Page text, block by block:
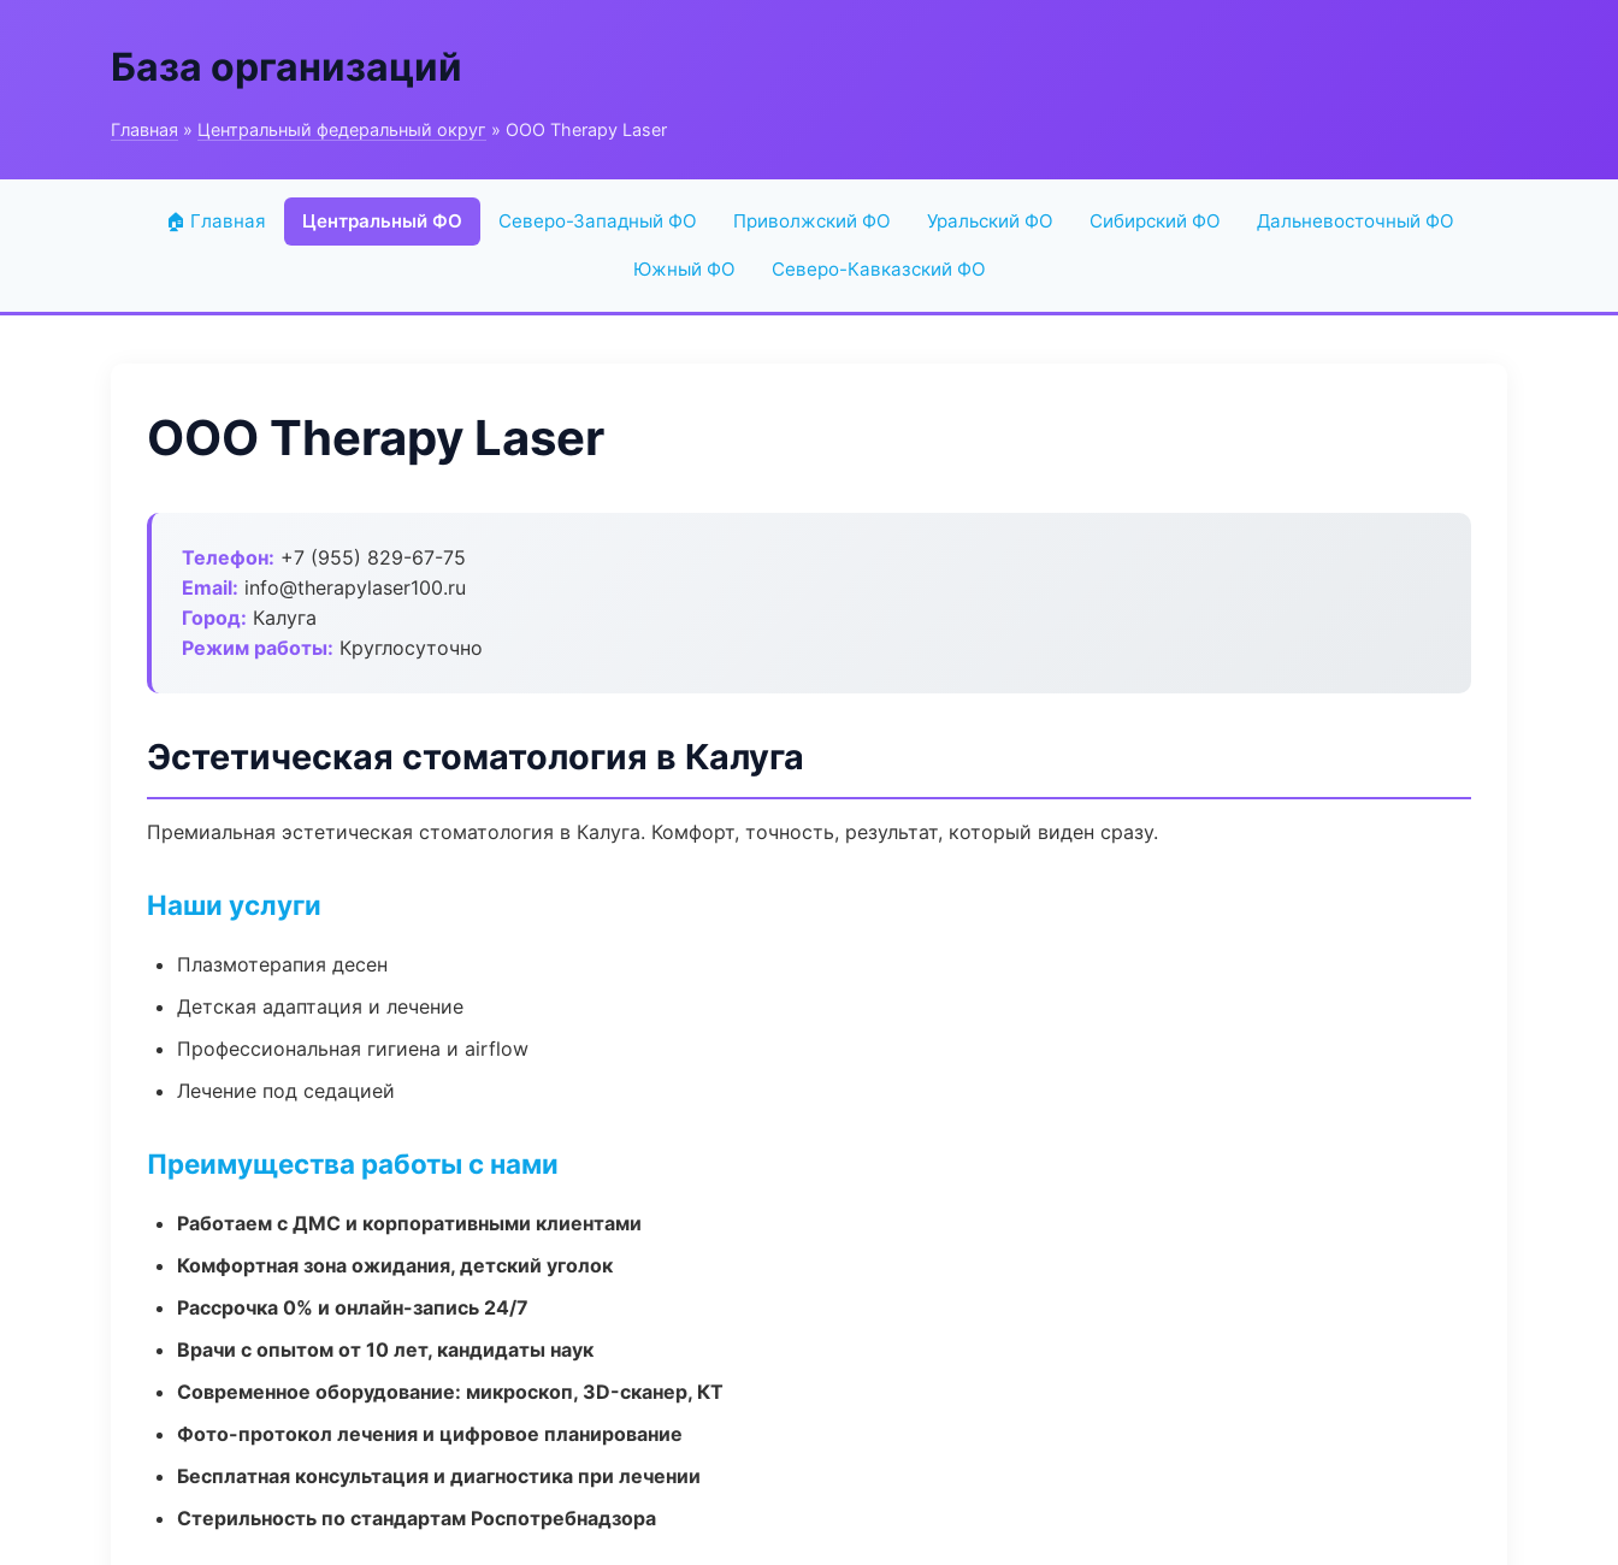
База организаций
Главная » Центральный федеральный округ » ООО Therapy Laser
🏠 Главная Центральный ФО Северо-Западный ФО Приволжский ФО Уральский ФО Сибирский ФО Дальневосточный ФО
Южный ФО Северо-Кавказский ФО
ООО Therapy Laser
Телефон: +7 (955) 829-67-75
Email: info@therapylaser100.ru
Город: Калуга
Режим работы: Круглосуточно
Эстетическая стоматология в Калуга
Премиальная эстетическая стоматология в Калуга. Комфорт, точность, результат, который виден сразу.
Наши услуги
Плазмотерапия десен
Детская адаптация и лечение
Профессиональная гигиена и airflow
Лечение под седацией
Преимущества работы с нами
Работаем с ДМС и корпоративными клиентами
Комфортная зона ожидания, детский уголок
Рассрочка 0% и онлайн-запись 24/7
Врачи с опытом от 10 лет, кандидаты наук
Современное оборудование: микроскоп, 3D-сканер, КТ
Фото-протокол лечения и цифровое планирование
Бесплатная консультация и диагностика при лечении
Стерильность по стандартам Роспотребнадзора